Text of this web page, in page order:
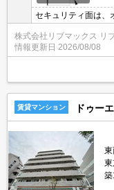
セキュリティ面は、
るので安心して生活
スなど豊富なので、
部にはゴミ出し24時
スが揃っているので
株式会社リブマックス リ
情報更新日 2026/08/08
賃貸マンション ドゥー
東